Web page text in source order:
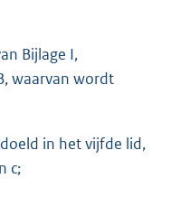
Bijlage I,
waarvan wordt
in het vijfde lid,
c;